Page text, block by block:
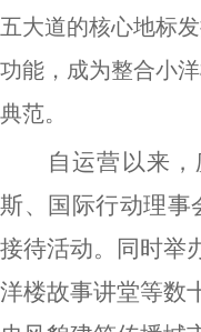
五大道的核心地标
功能，成为整合小
典范。
自运营以来
斯、国际行动理事
接待活动。同时举
洋楼故事讲堂等数